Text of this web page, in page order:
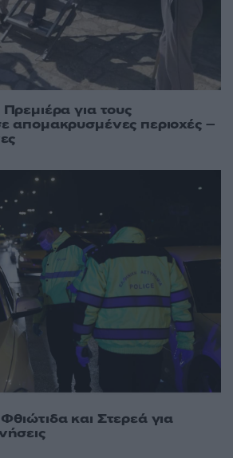
για τους
απομακρυσμένες περιοχές –
και Στερεά για